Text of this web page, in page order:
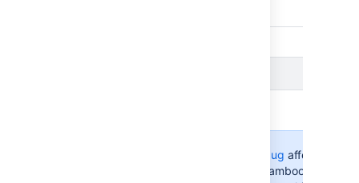
a bug affecting
inside a Docker container. If Bamboo couldn't